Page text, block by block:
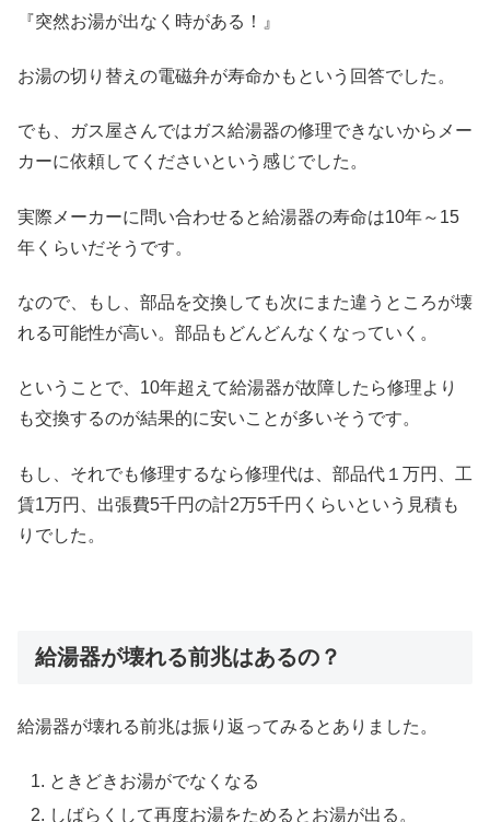
『突然お湯が出なく時がある！』
お湯の切り替えの電磁弁が寿命かもという回答でした。
でも、ガス屋さんではガス給湯器の修理できないからメー
カーに依頼してくださいという感じでした。
実際メーカーに問い合わせると給湯器の寿命は10年～15
年くらいだそうです。
なので、もし、部品を交換しても次にまた違うところが壊
れる可能性が高い。部品もどんどんなくなっていく。
ということで、10年超えて給湯器が故障したら修理より
も交換するのが結果的に安いことが多いそうです。
もし、それでも修理するなら修理代は、部品代１万円、工
賃1万円、出張費5千円の計2万5千円くらいという見積も
りでした。
給湯器が壊れる前兆はあるの？
給湯器が壊れる前兆は振り返ってみるとありました。
ときどきお湯がでなくなる
しばらくして再度お湯をためるとお湯が出る。